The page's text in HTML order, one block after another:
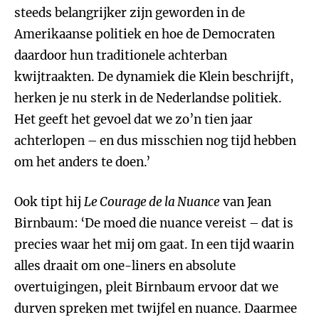
steeds belangrijker zijn geworden in de
Amerikaanse politiek en hoe de Democraten
daardoor hun traditionele achterban
kwijtraakten. De dynamiek die Klein beschrijft,
herken je nu sterk in de Nederlandse politiek.
Het geeft het gevoel dat we zo’n tien jaar
achterlopen – en dus misschien nog tijd hebben
om het anders te doen.’
Ook tipt hij Le Courage de la Nuance van Jean
Birnbaum: ‘De moed die nuance vereist – dat is
precies waar het mij om gaat. In een tijd waarin
alles draait om one-liners en absolute
overtuigingen, pleit Birnbaum ervoor dat we
durven spreken met twijfel en nuance. Daarmee